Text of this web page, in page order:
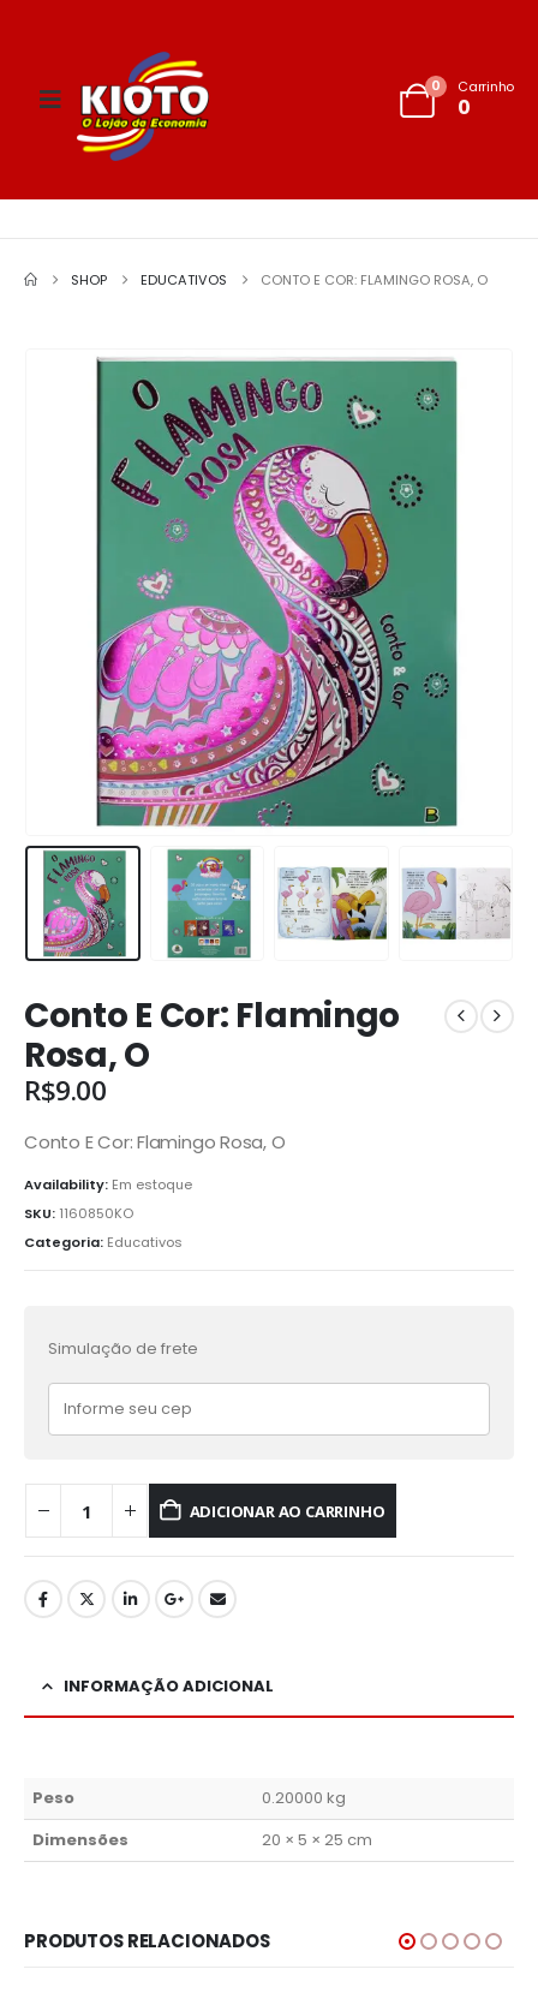
0 Carrinho
0
SHOP EDUCATIVOS CONTO E COR: FLAMINGO ROSA, O
Conto E Cor: Flamingo
Rosa, O
R$9.00
Conto E Cor: Flamingo Rosa, O
Availability: Em estoque
SKU: 1160850KO
Categoria: Educativos
Simulação de frete
ADICIONAR AO CARRINHO
INFORMAÇÃO ADICIONAL
Peso
0.20000 kg
Dimensões
20 × 5 × 25 cm
PRODUTOS RELACIONADOS